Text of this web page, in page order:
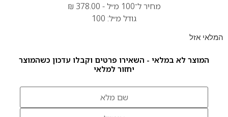
מחיר ל־100 מ״ל -
₪ 378.00
גודל מ״ל: 100
המלאי אזל
המוצר לא במלאי - השאירו פרטים וקבלו עדכון כשהמוצר
יחזור למלאי